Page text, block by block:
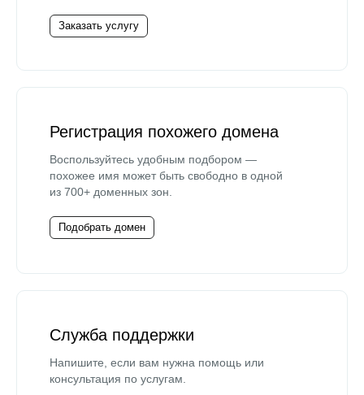
Заказать услугу
Регистрация похожего домена
Воспользуйтесь удобным подбором —
похожее имя может быть свободно в одной
из 700+ доменных зон.
Подобрать домен
Служба поддержки
Напишите, если вам нужна помощь или
консультация по услугам.